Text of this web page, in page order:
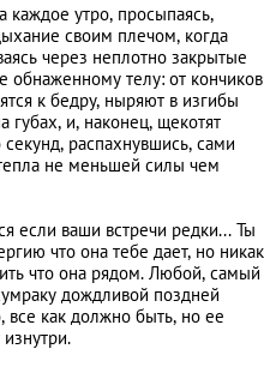
каждое утро, просыпаясь,
своим плечом, когда
через неплотно закрытые
обнаженному телу: от кончиков
к бедру, ныряют в изгибы
губах, и, наконец, щекотят
распахнувшись, сами
не меньшей силы чем
если ваши встречи редки... Ты
что она тебе дает, но никак
что она рядом. Любой, самый
дождливой поздней
как должно быть, но ее